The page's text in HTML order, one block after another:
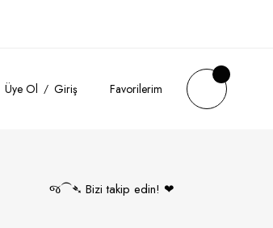
Üye Ol Giriş Favorilerim
જ⁀➴ Bizi takip edin! ❤︎